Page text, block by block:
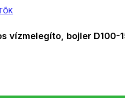
vízmelegíto, bojler D100-